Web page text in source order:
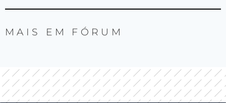
MAIS EM FÓRUM